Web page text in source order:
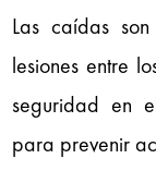
Las caídas
lesiones entre
seguridad en
para prevenir